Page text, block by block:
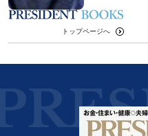
トップページへ